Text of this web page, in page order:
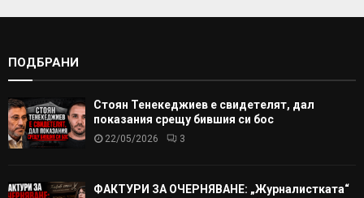
ПОДБРАНИ
Стоян Тенекеджиев е свидетелят, дал
показания срещу бившия си бос
22/05/2026 3
ФАКТУРИ ЗА ОЧЕРНЯВАНЕ: „Журналистката“